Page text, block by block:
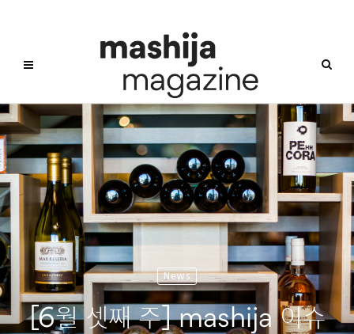
News
[6월 셋째 주] mashija 이슈